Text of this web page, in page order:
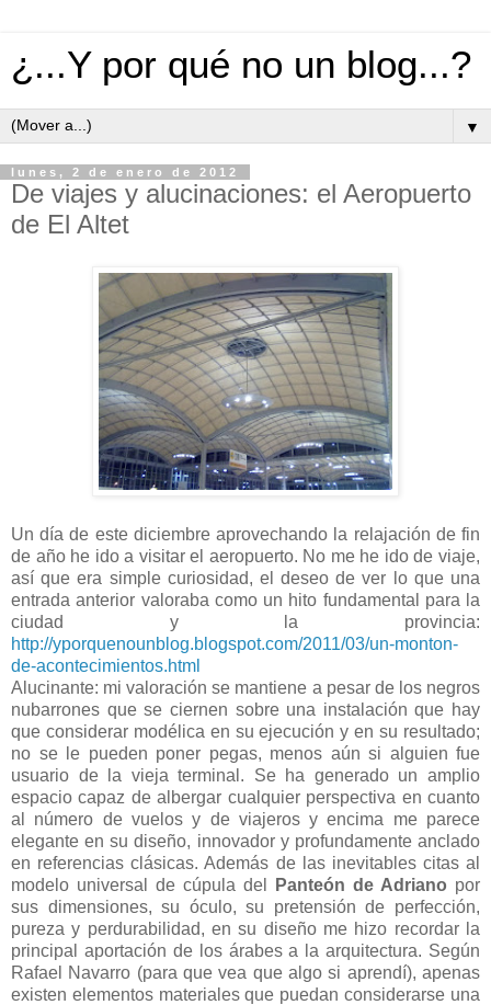
¿...Y por qué no un blog...?
▼
lunes, 2 de enero de 2012
De viajes y alucinaciones: el Aeropuerto
de El Altet
Un día de este diciembre aprovechando la relajación de fin
de año he ido a visitar el aeropuerto. No me he ido de viaje,
así que era simple curiosidad, el deseo de ver lo que una
entrada anterior valoraba como un hito fundamental para la
ciudad y la provincia:
http://yporquenounblog.blogspot.com/2011/03/un-monton-
de-acontecimientos.html
Alucinante: mi valoración se mantiene a pesar de los negros
nubarrones que se ciernen sobre una instalación que hay
que considerar modélica en su ejecución y en su resultado;
no se le pueden poner pegas, menos aún si alguien fue
usuario de la vieja terminal. Se ha generado un amplio
espacio capaz de albergar cualquier perspectiva en cuanto
al número de vuelos y de viajeros y encima me parece
elegante en su diseño, innovador y profundamente anclado
en referencias clásicas. Además de las inevitables citas al
modelo universal de cúpula del
Panteón de Adriano por
sus dimensiones, su óculo, su pretensión de perfección,
pureza y perdurabilidad, en su diseño me hizo recordar la
principal aportación de los árabes a la arquitectura. Según
Rafael Navarro (para que vea que algo si aprendí), apenas
existen elementos materiales que puedan considerarse una